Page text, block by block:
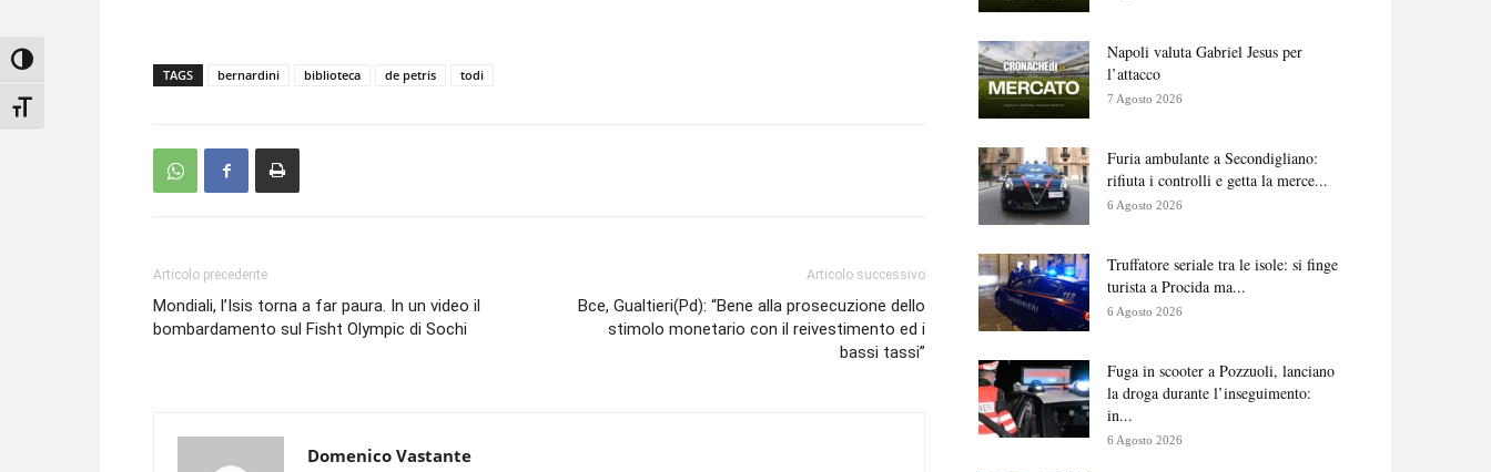
Attiva/disattiva alto contrasto
Attiva/disattiva dimensione testo
TAGS bernardini biblioteca de petris todi
Articolo precedente
Mondiali, l’Isis torna a far paura. In un video il
bombardamento sul Fisht Olympic di Sochi
Articolo successivo
Bce, Gualtieri(Pd): “Bene alla prosecuzione dello
stimolo monetario con il reivestimento ed i
bassi tassi”
Domenico Vastante
Napoli valuta Gabriel Jesus per
l’attacco
7 Agosto 2026
Furia ambulante a Secondigliano:
rifiuta i controlli e getta la merce...
6 Agosto 2026
Truffatore seriale tra le isole: si finge
turista a Procida ma...
6 Agosto 2026
Fuga in scooter a Pozzuoli, lanciano
la droga durante l’inseguimento:
in...
6 Agosto 2026